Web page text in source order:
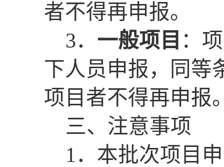
者不得再申报。
3． 一般项目 ：
下人员申报，同等
项目者不得再申报
三、注意事项
1． 本批次项目